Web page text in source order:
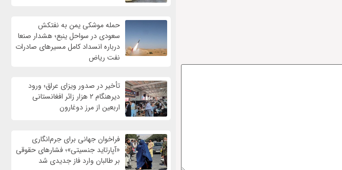
حمله موشکی یمن به نفتکش
سعودی در سواحل ینبع؛ هشدار صنعا
درباره انسداد کامل مسیرهای صادرات
نفت ریاض
تأخیر در صدور ویزای عراق؛ ورود
دیرهنگام ۲ هزار زائر افغانستانی
اربعین از مرز دوغارون
فراخوان جهانی برای جرم‌انگاری
«آپارتاید جنسیتی»؛ فشارهای حقوقی
بر طالبان وارد فاز جدیدی شد